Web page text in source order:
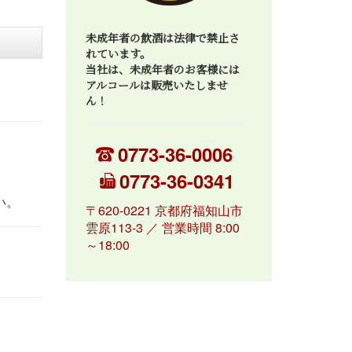
未成年者の飲酒は法律で禁止さ
れています。
当社は、未成年者のお客様には
アルコールは販売いたしませ
ん！
0773-36-0006
0773-36-0341
〒620-0221 京都府福知山市
雲原113-3 ／ 営業時間 8:00
～18:00